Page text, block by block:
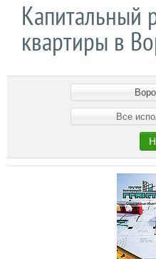
Капитальный
квартиры в
Все